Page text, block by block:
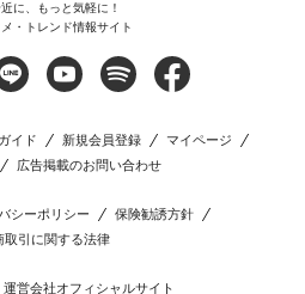
に、もっと気軽に！
・トレンド情報サイト
イド 新規会員登録
マイページ
広告掲載のお問い合わせ
シーポリシー
保険勧誘方針
取引に関する法律
運営会社オフィシャルサイト